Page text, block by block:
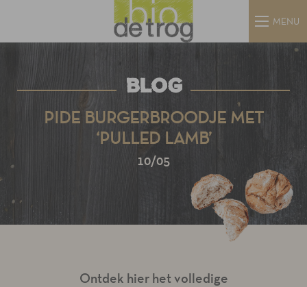
MENU
BLOG
PIDE BURGERBROODJE MET
‘PULLED LAMB’
10/05
Ontdek hier het volledige